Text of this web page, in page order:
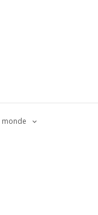
monde